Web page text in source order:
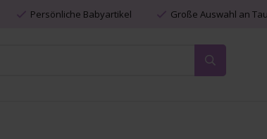
Persönliche Babyartikel Große Auswahl an